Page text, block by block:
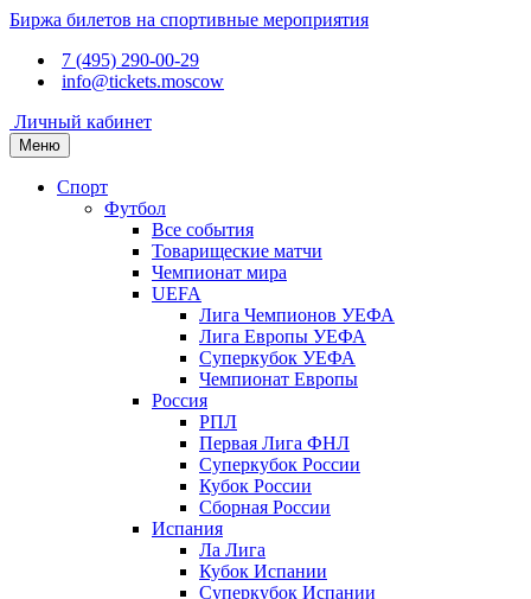
Биржа билетов на спортивные мероприятия
7 (495) 290-00-29
info@tickets.moscow
Личный кабинет
Меню
Спорт
Футбол
Все события
Товарищеские матчи
Чемпионат мира
UEFA
Лига Чемпионов УЕФА
Лига Европы УЕФА
Суперкубок УЕФА
Чемпионат Европы
Россия
РПЛ
Первая Лига ФНЛ
Суперкубок России
Кубок России
Сборная России
Испания
Ла Лига
Кубок Испании
Суперкубок Испании